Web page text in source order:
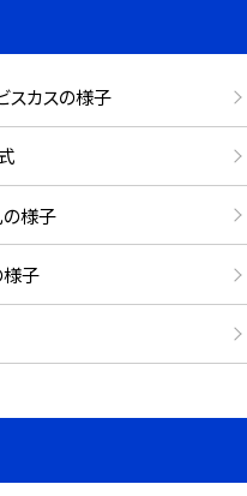
スカスの様子
の様子
子